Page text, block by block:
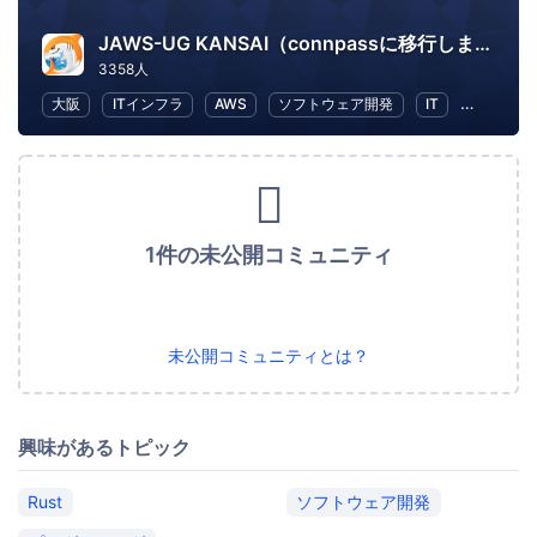
JAWS-UG KANSAI（connpassに移行しました）
3358人
大阪
ITインフラ AWS ソフトウェア開発 IT IT ソリュ
1件の未公開コミュニティ
未公開コミュニティとは？
興味があるトピック
Rust
ソフトウェア開発